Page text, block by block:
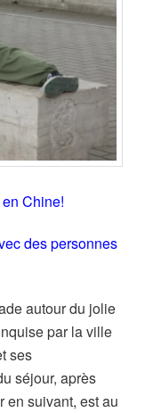
Chine!
des personnes
autour du jolie
par la ville
ses
séjour, après
en suivant, est au